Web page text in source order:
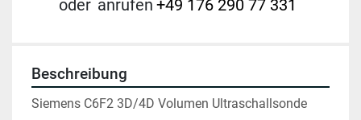
oder anrufen +49 176 290 77 331
Beschreibung
Siemens C6F2 3D/4D Volumen Ultraschallsonde